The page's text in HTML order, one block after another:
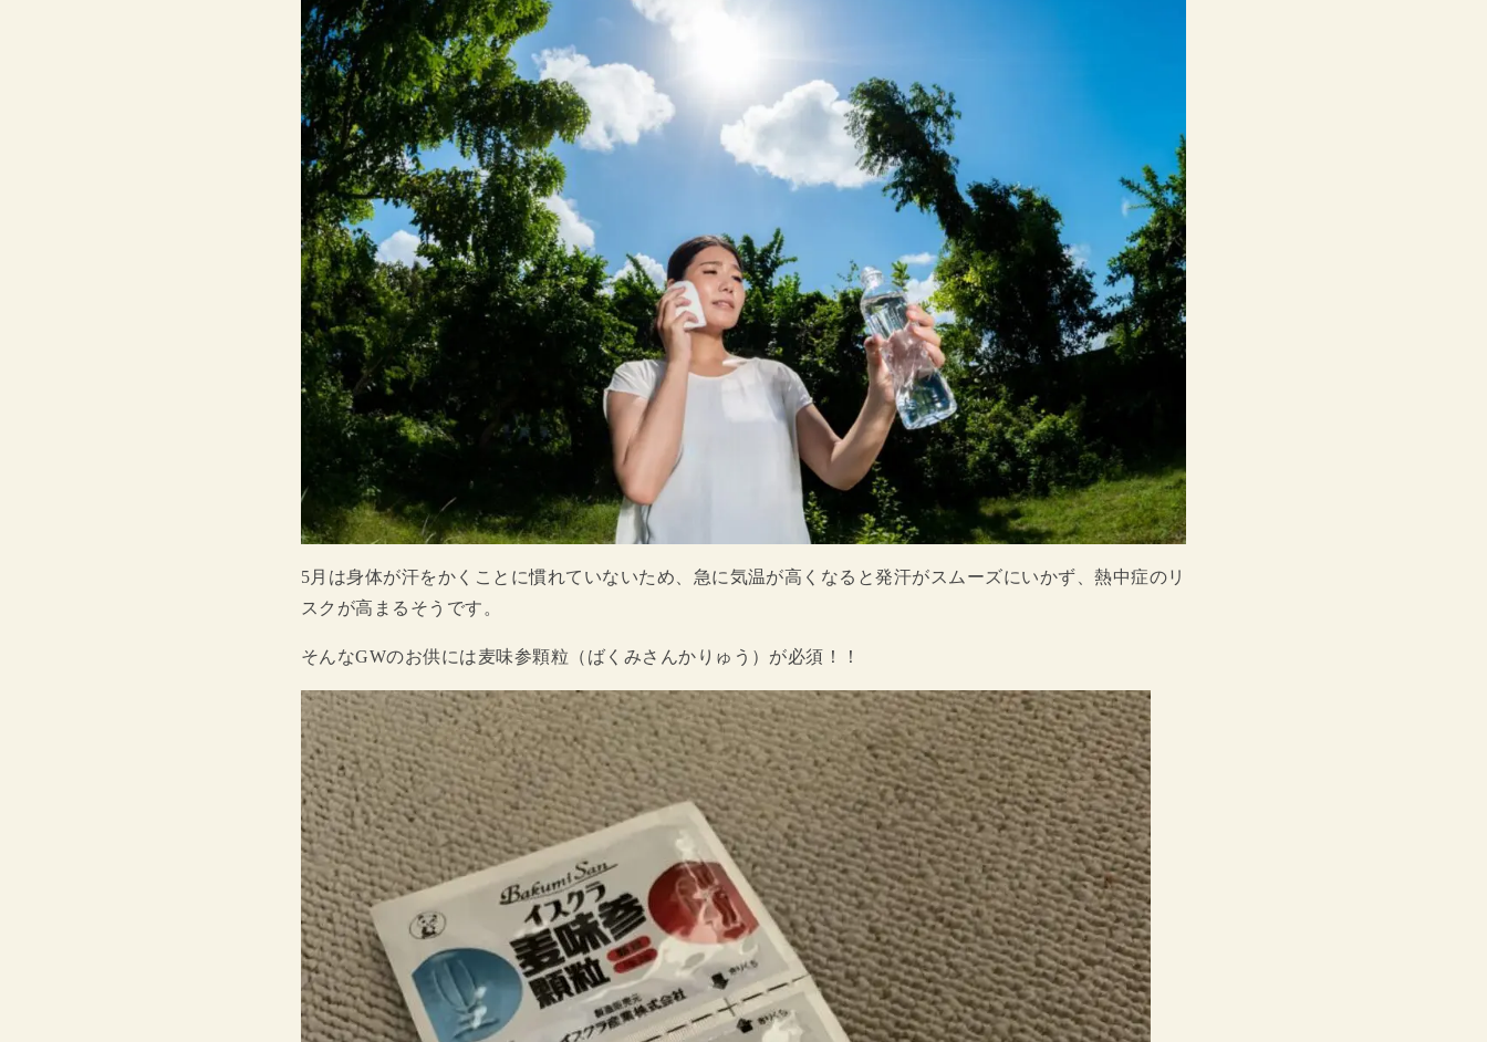
5月は身体が汗をかくことに慣れていないため、急に気温が高くなると発汗がスムーズにいかず、熱中症のリ
スクが高まるそうです。
そんなGWのお供には麦味参顆粒（ばくみさんかりゅう）が必須！！